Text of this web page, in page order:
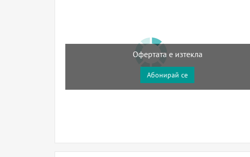
Офертата е изтекла
Абонирай се